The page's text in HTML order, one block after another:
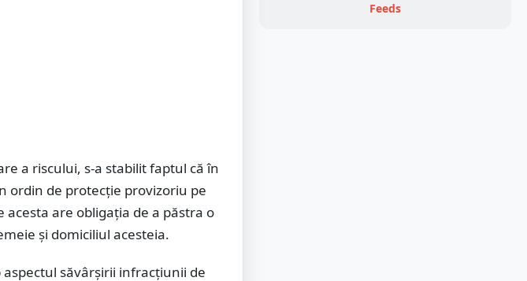
a riscului, s-a stabilit faptul că în
ordin de protecție provizoriu pe
are obligația de a păstra o
și domiciliul acesteia.
săvârșirii infracțiunii de
Feeds